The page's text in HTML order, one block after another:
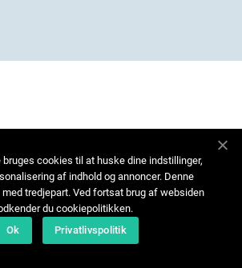
bruges cookies til at huske dine indstillinger,
af indhold og annoncer. Denne
tredjepart. Ved fortsat brug af websiden
du cookiepolitikken.
Ok
Privatlivspolitik